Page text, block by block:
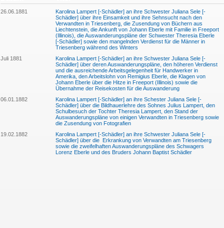
26.06.1881
Karolina Lampert [-Schädler] an ihre Schwester Juliana Sele [-
Schädler] über ihre Einsamkeit und ihre Sehnsucht nach den
Verwandten in Triesenberg, die Zusendung von Büchern aus
Liechtenstein, die Ankunft von Johann Eberle mit Familie in Freeport
(Illinois), die Auswanderungspläne der Schwester Theresia Eberle
[-Schädler] sowie den mangelnden Verdienst für die Männer in
Triesenberg während des Winters
Juli 1881
Karolina Lampert [-Schädler] an ihre Schwester Juliana Sele [-
Schädler] über deren Auswanderungspläne, den höheren Verdienst
und die ausreichende Arbeitsgelegenheit für Handwerker in
Amerika, den Arbeitslohn von Remigius Eberle, die Klagen von
Johann Eberle über die Hitze in Freeport (Illinois) sowie die
Übernahme der Reisekosten für die Auswanderung
06.01.1882
Karolina Lampert [-Schädler] an ihre Schester Juliana Sele [-
Schädler] über die Bildhauerlehre des Sohnes Julius Lampert, den
Schulbesuch der Tochter Theresia Lampert, den Stand der
Auswanderungspläne von einigen Verwandten in Triesenberg sowie
die Zusendung von Fotografien
19.02.1882
Karolina Lampert [-Schädler] an ihre Schwester Juliana Sele [-
Schädler] über die Erkrankung von Verwandten am Triesenberg
sowie die zweifelhaften Auswanderungspläne des Schwagers
Lorenz Eberle und des Bruders Johann Baptist Schädler